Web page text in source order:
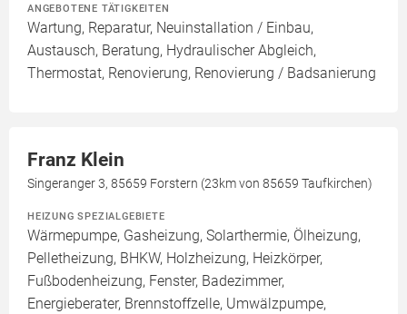
ANGEBOTENE TÄTIGKEITEN
Wartung, Reparatur, Neuinstallation / Einbau,
Austausch, Beratung, Hydraulischer Abgleich,
Thermostat, Renovierung, Renovierung / Badsanierung
Franz Klein
Singeranger 3, 85659 Forstern (23km von 85659 Taufkirchen)
HEIZUNG SPEZIALGEBIETE
Wärmepumpe, Gasheizung, Solarthermie, Ölheizung,
Pelletheizung, BHKW, Holzheizung, Heizkörper,
Fußbodenheizung, Fenster, Badezimmer,
Energieberater, Brennstoffzelle, Umwälzpumpe,